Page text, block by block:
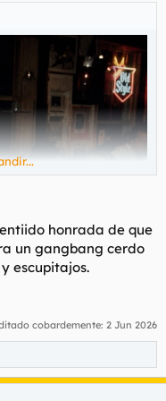
honrada de que
un gangbang cerdo
escupitajos.
cobardemente: 2 Jun 2026